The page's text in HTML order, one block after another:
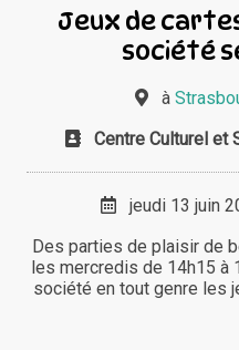
Jeux de
société
à
Centre Culturel et
jeudi 13 juin
Des parties de plaisir de
les mercredis de 14h15 à
société en tout genre les